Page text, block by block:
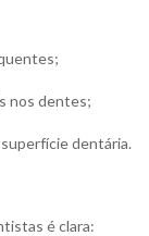
nos dentes;
dentária.
é clara: